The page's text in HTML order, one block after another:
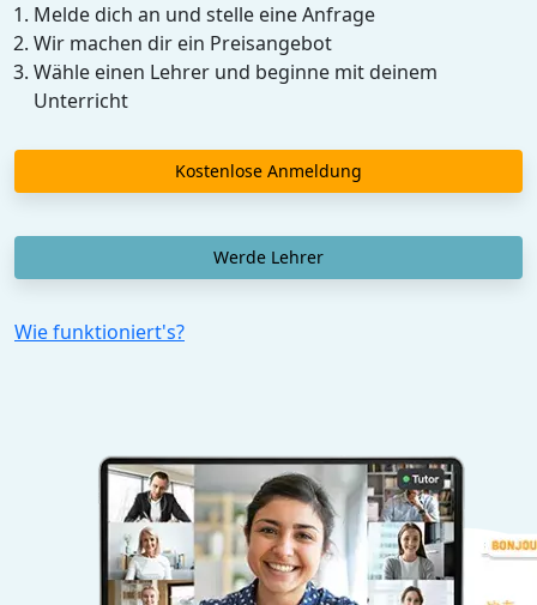
Melde dich an und stelle eine Anfrage
Wir machen dir ein Preisangebot
Wähle einen Lehrer und beginne mit deinem
Unterricht
Kostenlose Anmeldung
Werde Lehrer
Wie funktioniert's?